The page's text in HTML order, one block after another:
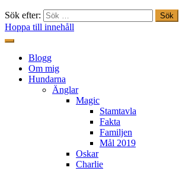
Sök efter:
Hoppa till innehåll
Freestylehundar.se
Blogg
Om mig
Hundarna
Änglar
Magic
Stamtavla
Fakta
Familjen
Mål 2019
Oskar
Charlie